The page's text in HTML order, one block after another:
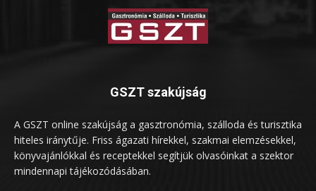
GSZT szakújság
A GSZT online szakújság a gasztronómia, szálloda és turisztika
hiteles iránytűje. Friss ágazati hírekkel, szakmai elemzésekkel,
könyvajánlókkal és receptekkel segítjük olvasóinkat a szektor
mindennapi tájékozódásában.